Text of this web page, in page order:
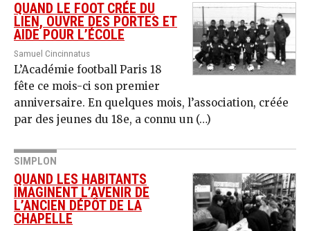
QUAND LE FOOT CRÉE DU
LIEN, OUVRE DES PORTES ET
AIDE POUR L’ÉCOLE
Samuel Cincinnatus
L’Académie football Paris 18
fête ce mois-ci son premier
anniversaire. En quelques mois, l’association, créée
par des jeunes du 18e, a connu un (…)
SIMPLON
QUAND LES HABITANTS
IMAGINENT L’AVENIR DE
L’ANCIEN DÉPÔT DE LA
CHAPELLE